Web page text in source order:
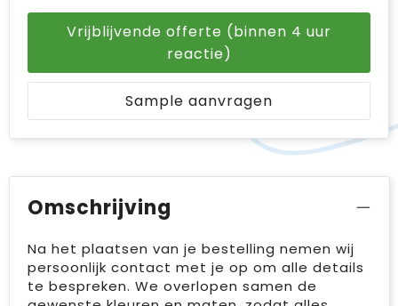
Vrijblijvende offerte (binnen 4 uur
reactie)
Sample aanvragen
Omschrijving
Na het plaatsen van je bestelling nemen wij
persoonlijk contact met je op om alle details
te bespreken. We overlopen samen de